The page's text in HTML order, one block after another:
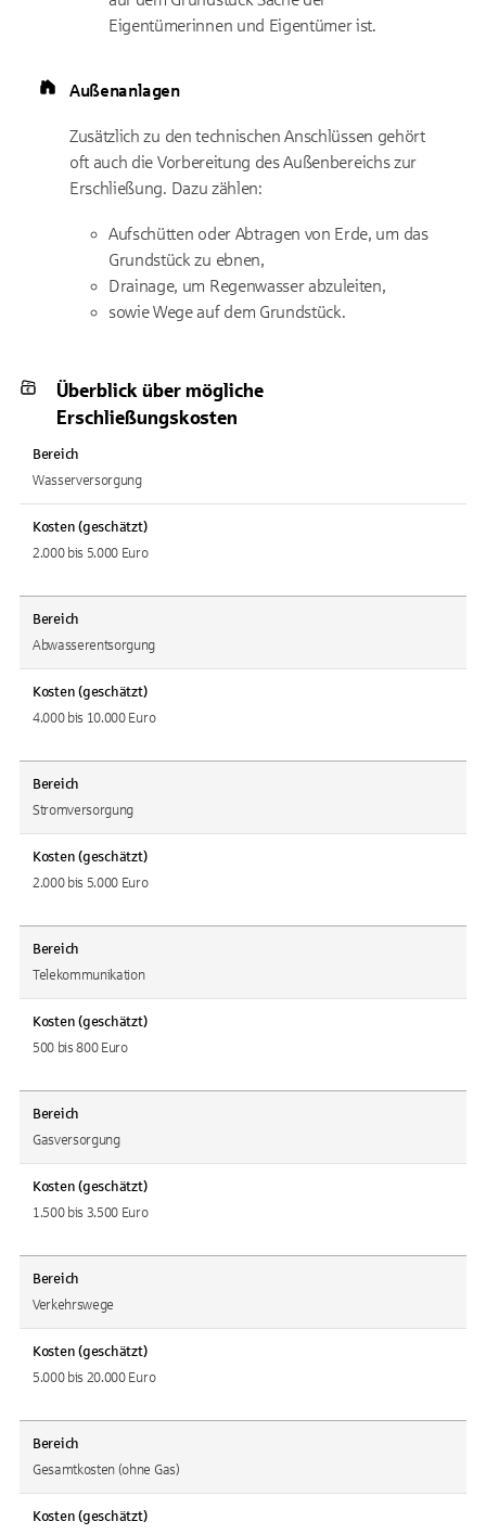
Eigentümerinnen und Eigentümer ist.
Außenanlagen
Zusätzlich zu den technischen Anschlüssen gehört
oft auch die Vorbereitung des Außenbereichs zur
Erschließung. Dazu zählen:
Aufschütten oder Abtragen von Erde, um das
Grundstück zu ebnen,
Drainage, um Regenwasser abzuleiten,
sowie Wege auf dem Grundstück.
Überblick über mögliche
Erschließungskosten
Bereich
Wasserversorgung
Kosten (geschätzt)
2.000 bis 5.000 Euro
Bereich
Abwasserentsorgung
Kosten (geschätzt)
4.000 bis 10.000 Euro
Bereich
Stromversorgung
Kosten (geschätzt)
2.000 bis 5.000 Euro
Bereich
Telekommunikation
Kosten (geschätzt)
500 bis 800 Euro
Bereich
Gasversorgung
Kosten (geschätzt)
1.500 bis 3.500 Euro
Bereich
Verkehrswege
Kosten (geschätzt)
5.000 bis 20.000 Euro
Bereich
Gesamtkosten (ohne Gas)
Kosten (geschätzt)